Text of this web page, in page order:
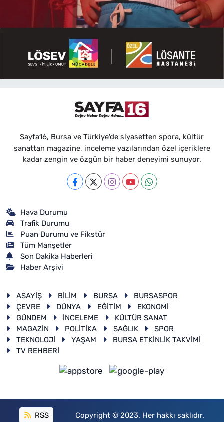
Sayfa16, Bursa ve Türkiye'de siyasetten spora, kültür
sanattan magazine, inceleme yazılarından özel içeriklere
kadar zengin ve özgün bir haber deneyimi sunuyor.
Hava Durumu
Trafik Durumu
Puan Durumu ve Fikstür
Tüm Manşetler
Son Dakika Haberleri
Haber Arşivi
ASAYİŞ BİLİM BURSA
BURSASPOR
ÇEVRE
DÜNYA EĞİTİM
EKONOMİ
GÜNDEM
İNCELEME
KÜLTÜR SANAT
MAGAZİN
POLİTİKA SAĞLIK
SPOR
TEKNOLOJİ
YAŞAM
BURSA ETKİNLİK TAKVİMİ
TV REHBERİ
RSS Copyright © 2023. Her hakkı saklıdır.